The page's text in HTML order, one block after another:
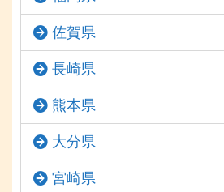
佐賀県
長崎県
熊本県
大分県
宮崎県